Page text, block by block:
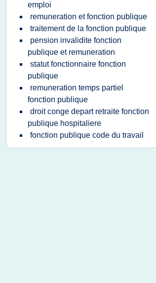
emploi
remuneration et fonction publique
traitement de la fonction publique
pension invalidite fonction
publique et remuneration
statut fonctionnaire fonction
publique
remuneration temps partiel
fonction publique
droit conge depart retraite fonction
publique hospitaliere
fonction publique code du travail